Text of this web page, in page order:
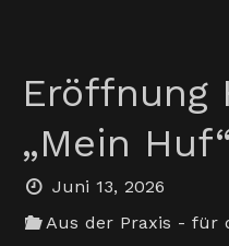
Eröffnung
„Mein Huf“
Juni 13, 2026
Aus der Praxis - für